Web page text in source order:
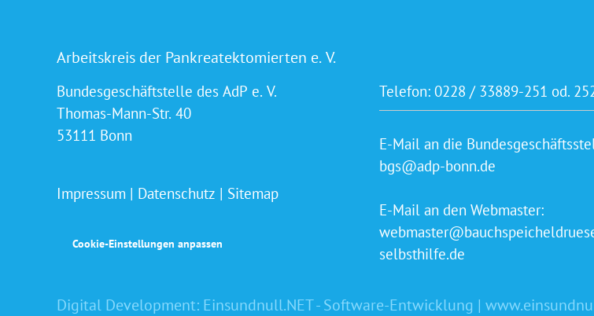
Arbeitskreis der Pankreatektomierten e. V.
Bundesgeschäftstelle des AdP e. V.
Thomas-Mann-Str. 40
53111 Bonn
Impressum | Datenschutz | Sitemap
Cookie-Einstellungen anpassen
Telefon: 0228 / 33889-251 od.
E-Mail an die
bgs@adp-bonn.de
E-Mail an den Webmaster:
selbsthilfe.de
Digital Development: Einsundnull.NET - Software-Entwicklung |